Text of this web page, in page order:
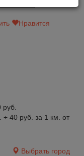
Нравится
руб.
+ 40 руб. за 1 км. от
Выбрать город